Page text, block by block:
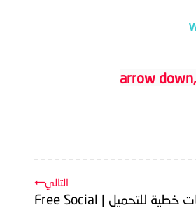
التالي
أيقونات خطية للتحميل | Free Social